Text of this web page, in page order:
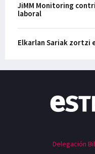
JiMM Monitoring
laboral
Elkarlan Sariak zortzi
Delegación